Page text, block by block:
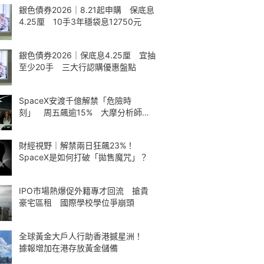
銀色債券2026｜8.21起申購 保底息
4.25厘 10手3年穩袋息12750元
銀色債券2026｜保底息4.25厘 宜抽
至少20手 三大行認購優惠盤點
SpaceX安渡千億解禁「危險時
刻」 周五飆逾15% 大摩分析師神
財經視野｜解禁兩日狂飆23%！
SpaceX是如何打破「拋售魔咒」？
IPO市場熱爆促外籍專才回流 搶貴
豪宅區租 國際學校學位爭崩頭
全球黃金大戶人行助香港撼星洲！
據報增加在港存放黃金儲備